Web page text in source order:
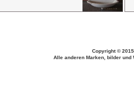
Copyright ©
Alle anderen Marken, bilder und